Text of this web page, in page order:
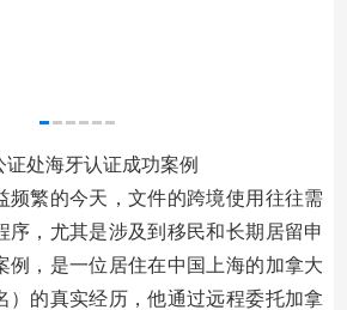
证处海牙认证成功案例
频繁的今天，文件的跨境使用往往需
序，尤其是涉及到移民和长期居留申
例，是一位居住在中国上海的加拿大
）的真实经历，他通过远程委托加拿